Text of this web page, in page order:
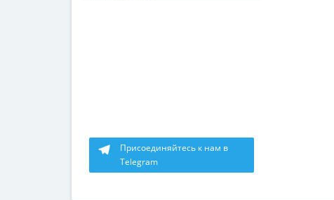
Присоединяйтесь к нам в
Telegram